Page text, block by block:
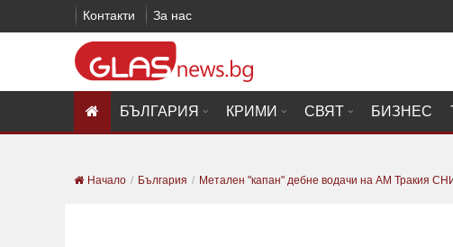
Контакти За нас
БЪЛГАРИЯ КРИМИ СВЯТ БИЗНЕС
Начало България Метален "капан" дебне водачи на АМ Тракия